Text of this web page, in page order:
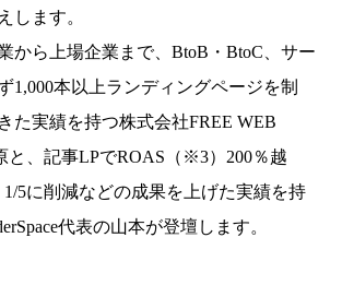
します。
から上場企業まで、BtoB・BtoC、サー
1,000本以上ランディングページを制
た実績を持つ株式会社FREE WEB
と、記事LPでROAS（※3）200％越
5に削減などの成果を上げた実績を持
代表の山本が登壇します。